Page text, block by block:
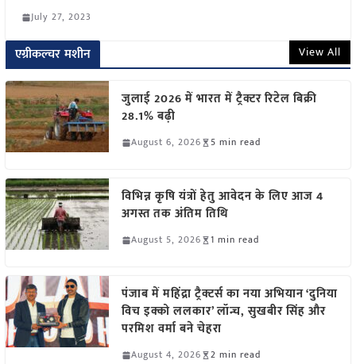
July 27, 2023
एग्रीकल्चर मशीन View All
जुलाई 2026 में भारत में ट्रैक्टर रिटेल बिक्री
28.1% बढ़ी
August 6, 2026 5 min read
विभिन्न कृषि यंत्रों हेतु आवेदन के लिए आज 4
अगस्त तक अंतिम तिथि
August 5, 2026 1 min read
पंजाब में महिंद्रा ट्रैक्टर्स का नया अभियान ‘दुनिया
विच इक्को ललकार’ लॉन्च, सुखबीर सिंह और
परमिश वर्मा बने चेहरा
August 4, 2026 2 min read